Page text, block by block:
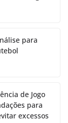
para
de Jogo
para
excessos